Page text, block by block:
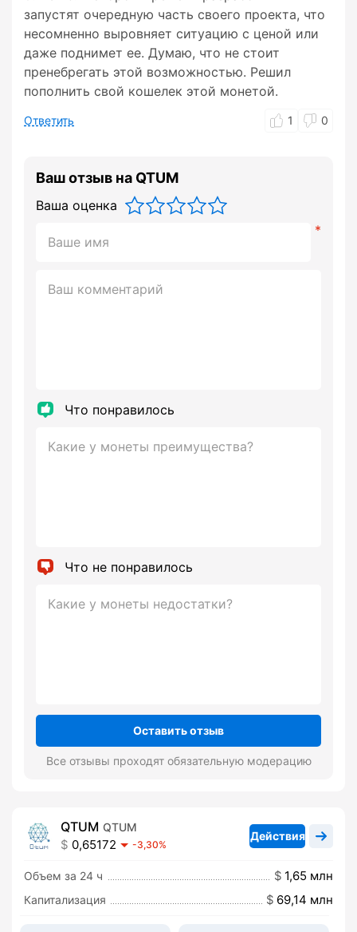
запустят очередную часть своего проекта, что
несомненно выровняет ситуацию с ценой или
даже поднимет ее. Думаю, что не стоит
пренебрегать этой возможностью. Решил
пополнить свой кошелек этой монетой.
Ответить 1 0
Ваш отзыв на QTUM
Ваша оценка
Что понравилось
Что не понравилось
Оставить отзыв
Все отзывы проходят обязательную модерацию
QTUM QTUM
0,65172 -3,30%
Объем за 24 ч 1,65 млн
Капитализация 69,14 млн
Действия